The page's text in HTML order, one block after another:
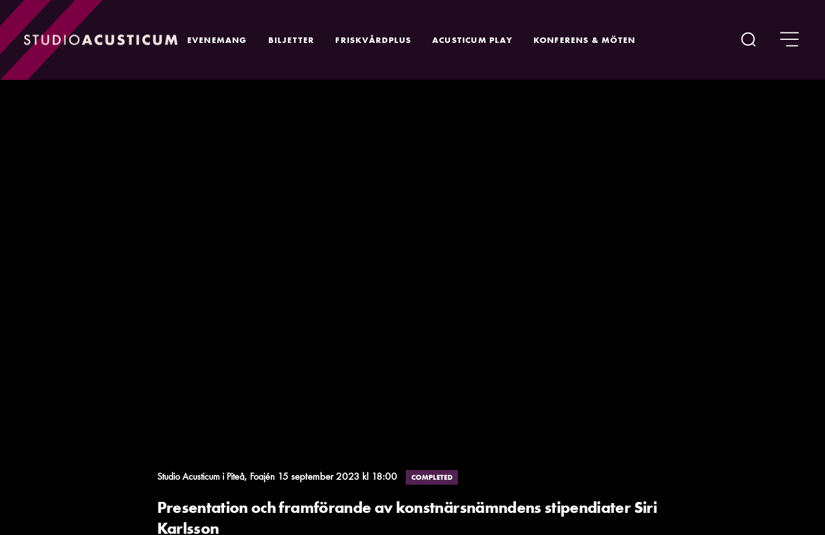
EVENEMANG BILJETTER FRISKVÅRDPLUS ACUSTICUM PLAY KONFERENS & MÖTEN
Studio Acusticum i Piteå, Foajén15 september 2023 kl 18:00 COMPLETED
Presentation och framförande av konstnärsnämndens stipendiater Siri
Karlsson